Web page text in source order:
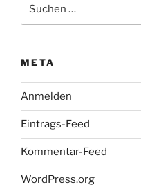
nach:
META
Anmelden
Eintrags-Feed
Kommentar-Feed
WordPress.org